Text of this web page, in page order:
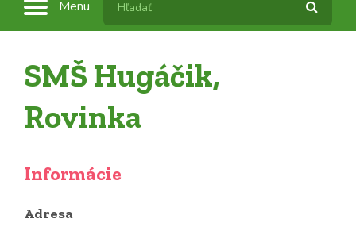
Menu
SMŠ Hugáčik,
Rovinka
Informácie
Adresa